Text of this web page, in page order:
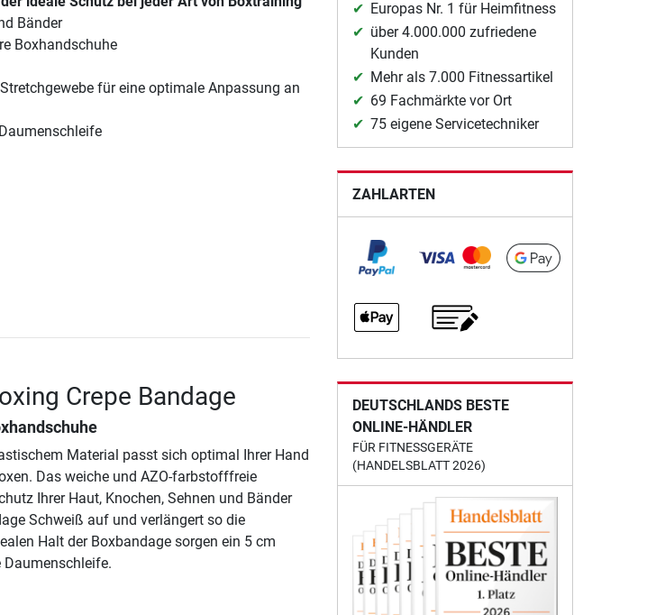
Bänder
Boxhandschuhe
für eine optimale Anpassung an
Crepe Bandage
Material passt sich optimal Ihrer Hand
Das weiche und AZO-farbstofffreie
Ihrer Haut, Knochen, Sehnen und Bänder
Schweiß auf und verlängert so die
Halt der Boxbandage sorgen ein 5 cm
Daumenschleife.
Europas Nr. 1 für Heimfitness
über 4.000.000 zufriedene
Kunden
Mehr als 7.000 Fitnessartikel
69 Fachmärkte vor Ort
75 eigene Servicetechniker
ZAHLARTEN
DEUTSCHLANDS BESTE
ONLINE-HÄNDLER
FÜR FITNESSGERÄTE
(HANDELSBLATT 2026)